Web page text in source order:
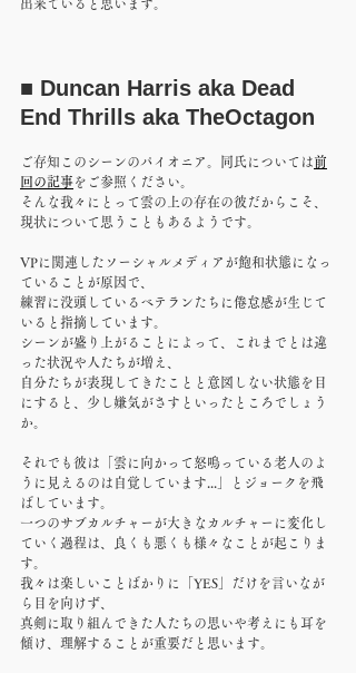
出来ていると思います。
■ Duncan Harris aka Dead
End Thrills aka TheOctagon
ご存知このシーンのパイオニア。同氏については前
回の記事をご参照ください。
そんな我々にとって雲の上の存在の彼だからこそ、
現状について思うこともあるようです。
VPに関連したソーシャルメディアが飽和状態になっ
ていることが原因で、
練習に没頭しているベテランたちに倦怠感が生じて
いると指摘しています。
シーンが盛り上がることによって、これまでとは違
った状況や人たちが増え、
自分たちが表現してきたことと意図しない状態を目
にすると、少し嫌気がさすといったところでしょう
か。
それでも彼は「雲に向かって怒鳴っている老人のよ
うに見えるのは自覚しています...」とジョークを飛
ばしています。
一つのサブカルチャーが大きなカルチャーに変化し
ていく過程は、良くも悪くも様々なことが起こりま
す。
我々は楽しいことばかりに「YES」だけを言いなが
ら目を向けず、
真剣に取り組んできた人たちの思いや考えにも耳を
傾け、理解することが重要だと思います。